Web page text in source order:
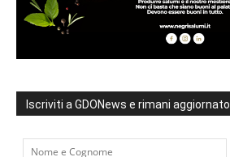
Iscriviti a GDONews e rimani aggiornato